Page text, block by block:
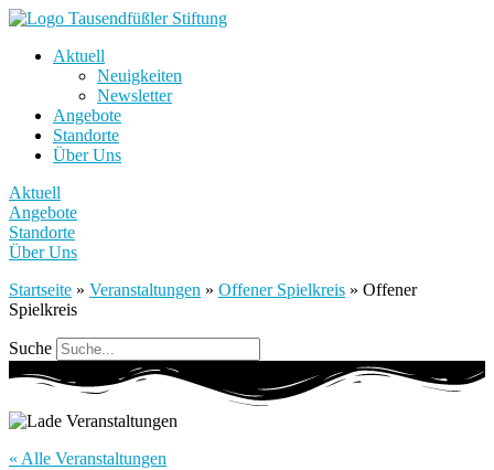
Aktuell
Neuigkeiten
Newsletter
Angebote
Standorte
Über Uns
Aktuell
Angebote
Standorte
Über Uns
Startseite » Veranstaltungen » Offener Spielkreis » Offener
Spielkreis
Suche
« Alle Veranstaltungen